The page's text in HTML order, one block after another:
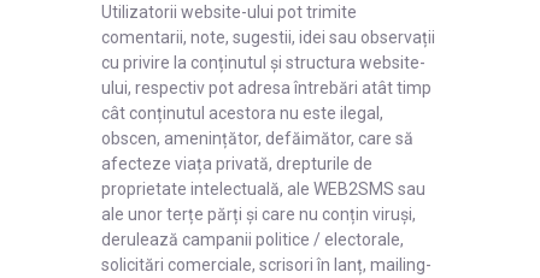
Utilizatorii website-ului pot trimite
comentarii, note, sugestii, idei sau observații
cu privire la conținutul și structura website-
ului, respectiv pot adresa întrebări atât timp
cât conținutul acestora nu este ilegal,
obscen, amenințător, defăimător, care să
afecteze viața privată, drepturile de
proprietate intelectuală, ale WEB2SMS sau
ale unor terțe părți și care nu conțin viruși,
derulează campanii politice / electorale,
solicitări comerciale, scrisori în lanț, mailing-